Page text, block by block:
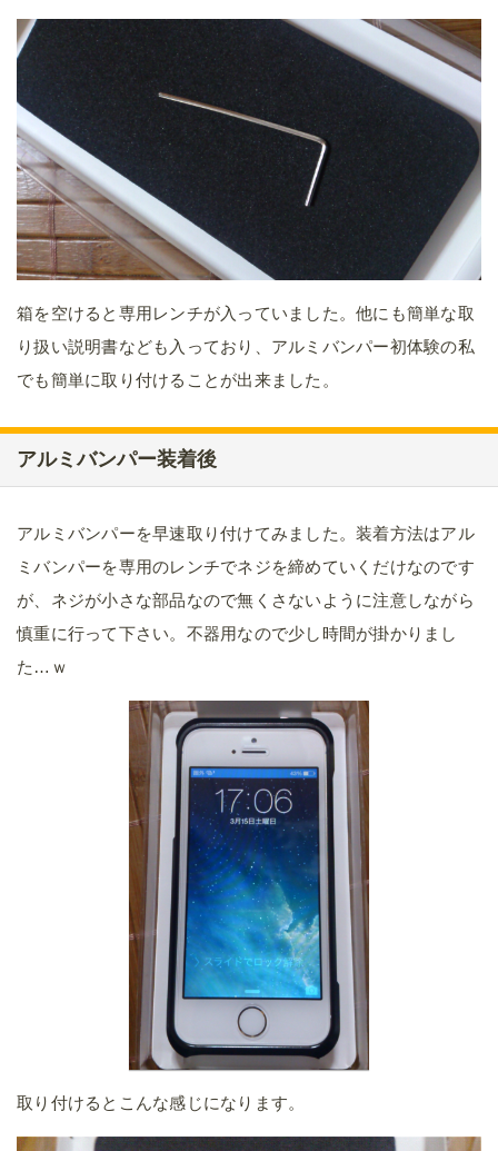
箱を空けると専用レンチが入っていました。他にも簡単な取
り扱い説明書なども入っており、アルミバンパー初体験の私
でも簡単に取り付けることが出来ました。
アルミバンパー装着後
アルミバンパーを早速取り付けてみました。装着方法はアル
ミバンパーを専用のレンチでネジを締めていくだけなのです
が、ネジが小さな部品なので無くさないように注意しながら
慎重に行って下さい。不器用なので少し時間が掛かりまし
た…ｗ
取り付けるとこんな感じになります。